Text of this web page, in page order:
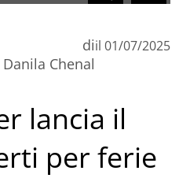
di
Danila Chenal
il 01/07/2025
lancia il
per ferie